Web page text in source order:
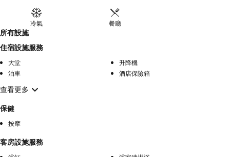
冷氣 餐廳
所有設施
住宿設施服務
大堂
升降機
泊車
酒店保險箱
查看更多
保健
按摩
客房設施服務